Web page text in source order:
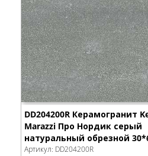
DD204200R Керамогранит
Marazzi Про Нордик серый
натуральный обрезной
Артикул: DD204200R